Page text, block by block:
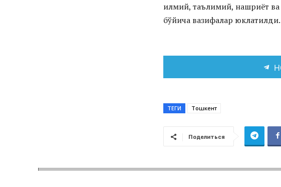
илмий, таълимий, нашриёт
бўйича вазифалар юклатилди.
ТЕГИ Тошкент
Поделиться